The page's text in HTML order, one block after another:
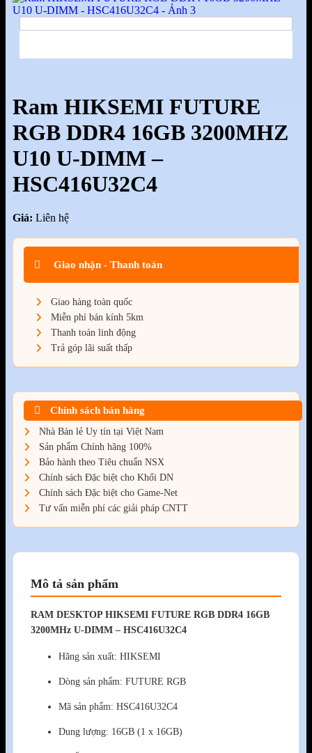
Ram HIKSEMI FUTURE
RGB DDR4 16GB 3200MHZ
U10 U-DIMM –
HSC416U32C4
Giá: Liên hệ
Giao nhận - Thanh toán
Giao hàng toàn quốc
Miễn phí bán kính 5km
Thanh toán linh động
Trả góp lãi suất thấp
Chính sách bán hàng
Nhà Bán lẻ Uy tín tại Việt Nam
Sản phẩm Chính hãng 100%
Bảo hành theo Tiêu chuẩn NSX
Chính sách Đặc biệt cho Khối DN
Chính sách Đặc biệt cho Game-Net
Tư vấn miễn phí các giải pháp CNTT
Mô tả sản phẩm
RAM DESKTOP HIKSEMI FUTURE RGB DDR4 16GB
3200MHz U-DIMM – HSC416U32C4
Hãng sản xuất: HIKSEMI
Dòng sản phẩm: FUTURE RGB
Mã sản phẩm: HSC416U32C4
Dung lượng: 16GB (1 x 16GB)